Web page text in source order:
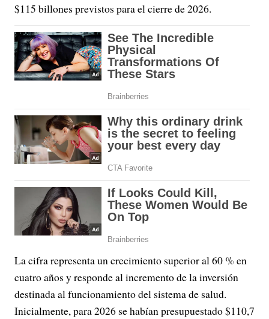
$115 billones previstos para el cierre de 2026.
La cifra representa un crecimiento superior al 60 % en
cuatro años y responde al incremento de la inversión
destinada al funcionamiento del sistema de salud.
Inicialmente, para 2026 se habían presupuestado $110,7